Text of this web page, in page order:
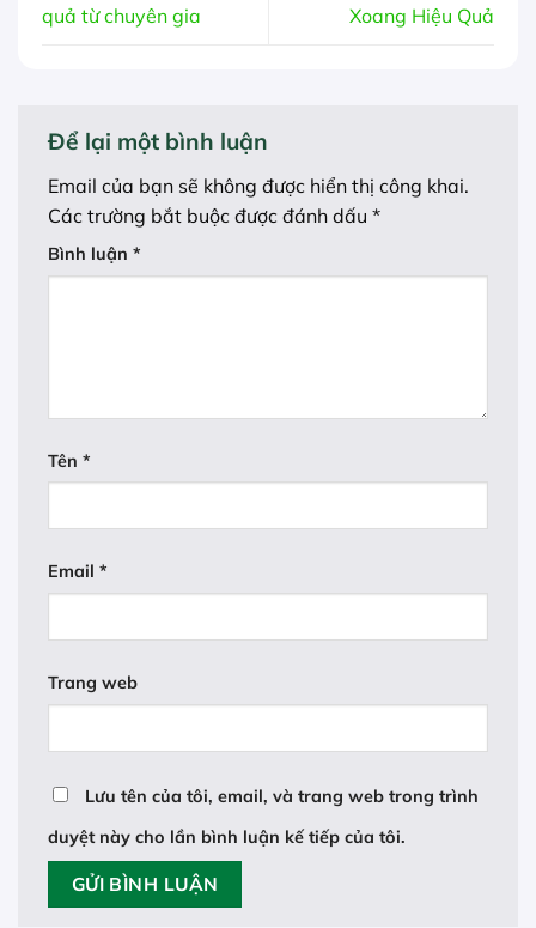
quả từ chuyên gia
Xoang Hiệu Quả
Để lại một bình luận
Email của bạn sẽ không được hiển thị công khai.
Các trường bắt buộc được đánh dấu *
Bình luận *
Tên *
Email *
Trang web
Lưu tên của tôi, email, và trang web trong trình
duyệt này cho lần bình luận kế tiếp của tôi.